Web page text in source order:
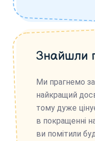
Знайшли
Ми прагнемо
найкращий
тому дуже
в покращенні
ви помітили